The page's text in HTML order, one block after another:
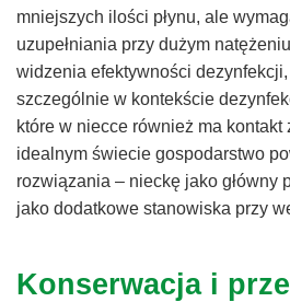
mniejszych ilości płynu, ale
uzupełniania przy dużym
widzenia efektywności
szczególnie w kontekście
które w niecce również ma kontakt
idealnym świecie gospodarstwo
rozwiązania – nieckę jako główny
jako dodatkowe stanowiska przy
Konserwacja i